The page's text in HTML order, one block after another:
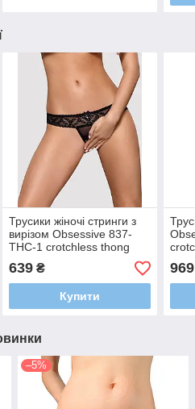
Трусики жіночі стринги з
вирізом Obsessive 837-
THC-1 crotchless thong
L/XL
639₴
Купити
969
–5%